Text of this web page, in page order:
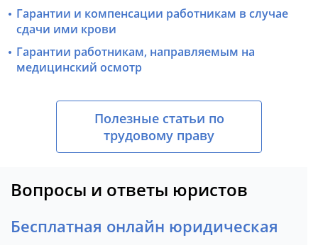
Гарантии и компенсации работникам в случае
сдачи ими крови
Гарантии работникам, направляемым на
медицинский осмотр
Полезные статьи по
трудовому праву
Вопросы и ответы юристов
Бесплатная онлайн юридическая